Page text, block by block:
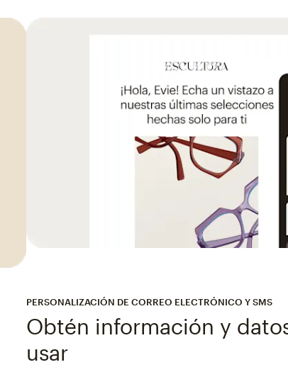
PERSONALIZACIÓN DE CORREO ELECTRÓNICO Y SMS
Obtén información y
usar